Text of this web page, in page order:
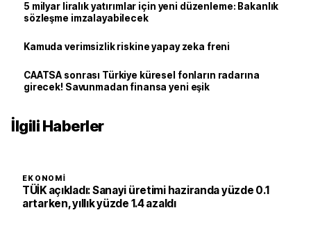
5 milyar liralık yatırımlar için yeni düzenleme: Bakanlık
sözleşme imzalayabilecek
Kamuda verimsizlik riskine yapay zeka freni
CAATSA sonrası Türkiye küresel fonların radarına
girecek! Savunmadan finansa yeni eşik
İlgili Haberler
EKONOMI
TÜİK açıkladı: Sanayi üretimi haziranda yüzde 0.1
artarken, yıllık yüzde 1.4 azaldı